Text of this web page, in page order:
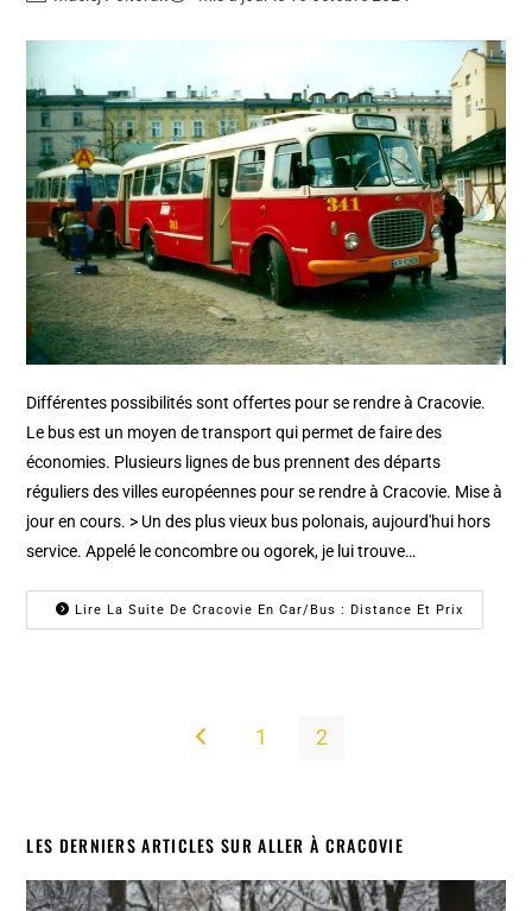
Différentes possibilités sont offertes pour se rendre à Cracovie.
Le bus est un moyen de transport qui permet de faire des
économies. Plusieurs lignes de bus prennent des départs
réguliers des villes européennes pour se rendre à Cracovie. Mise à
jour en cours. > Un des plus vieux bus polonais, aujourd'hui hors
service. Appelé le concombre ou ogorek, je lui trouve…
Lire La Suite De Cracovie En Car/bus : Distance Et Prix
Go to the previous page
1 2
LES DERNIERS ARTICLES SUR ALLER À CRACOVIE